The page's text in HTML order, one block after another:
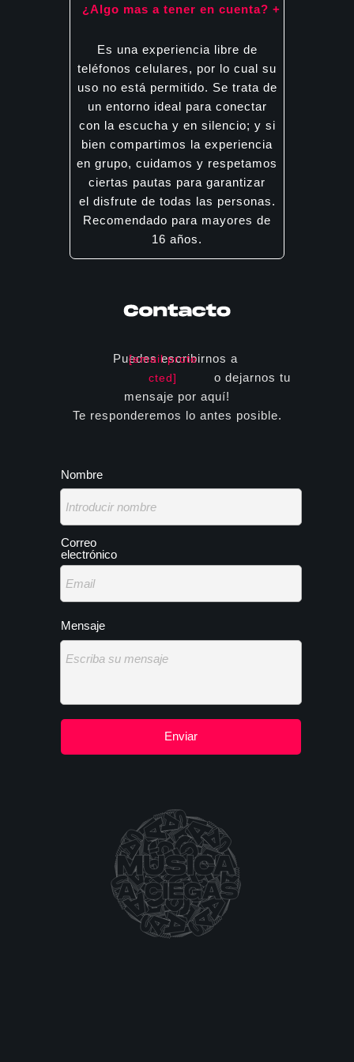
En caso de no poder asistir
a quien si pueda!
En Córdoba tenemos barra de
una barra con cervezas
o copa de vino para sumar a tu
experiencia.
En ambos lugares no se vende
comida.
¿Algo mas a tener en cuenta? +
Es una experiencia libre de
teléfonos celulares, por lo cual su
uso no está permitido. Se trata de
un entorno ideal para conectar
con la escucha y en silencio; y si
bien compartimos la experiencia
en grupo, cuidamos y respetamos
ciertas pautas para garantizar
el disfrute de todas las personas.
Recomendado para mayores de
16 años.
Puedes escribirnos a
o dejarnos tu
mensaje por aquí!
Te responderemos lo antes posible.
[email prote
cted]
Nombre
Introducir nombre
Correo
electrónico
Email
Mensaje
Escriba su mensaje
Enviar